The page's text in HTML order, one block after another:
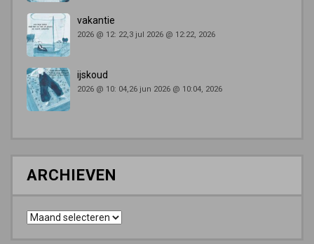
vakantie
2026 @ 12: 22,3 jul 2026 @ 12:22, 2026
ijskoud
2026 @ 10: 04,26 jun 2026 @ 10:04, 2026
ARCHIEVEN
Archieven